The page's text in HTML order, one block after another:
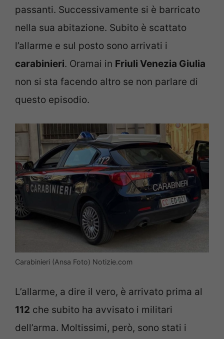
passanti. Successivamente si è barricato
nella sua abitazione. Subito è scattato
l’allarme e sul posto sono arrivati i
carabinieri. Oramai in Friuli Venezia Giulia
non si sta facendo altro se non parlare di
questo episodio.
Carabinieri (Ansa Foto) Notizie.com
L’allarme, a dire il vero, è arrivato prima al
112 che subito ha avvisato i militari
dell’arma. Moltissimi, però, sono stati i